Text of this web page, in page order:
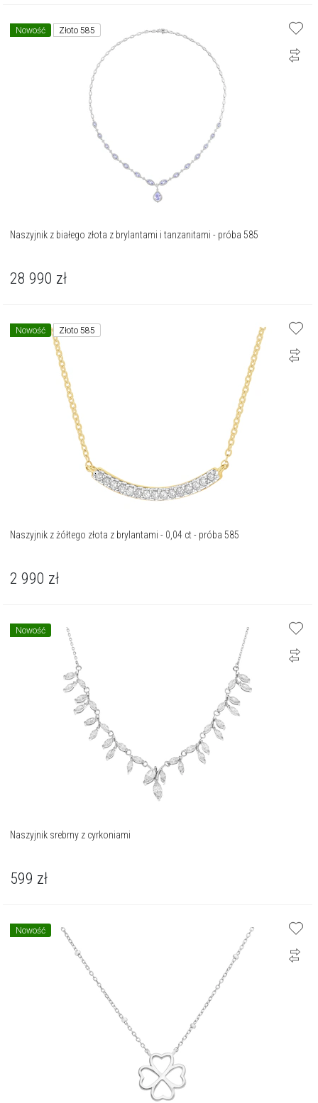
Nowość Złoto 585
Naszyjnik z białego złota z brylantami i tanzanitami - próba 585
28 990 zł
Nowość Złoto 585
Naszyjnik z żółtego złota z brylantami - 0,04 ct - próba 585
2 990 zł
Nowość
Naszyjnik srebrny z cyrkoniami
599 zł
Nowość